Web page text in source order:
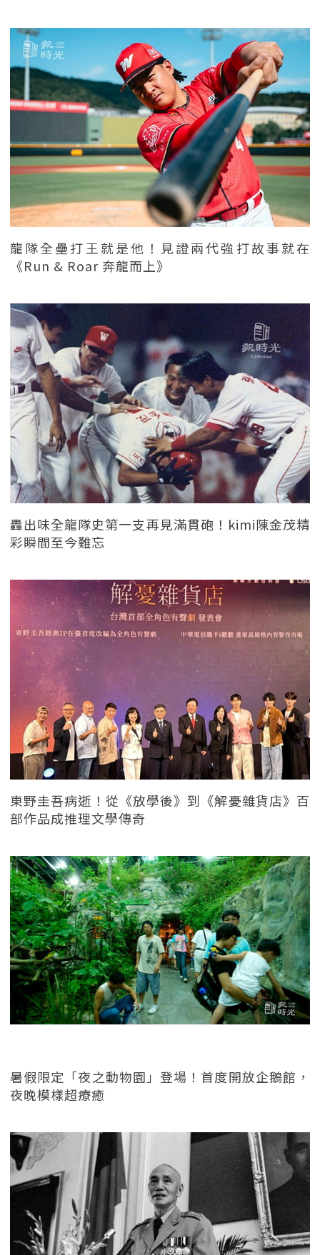
龍隊全壘打王就是他！見證兩代強打故事就在
《Run & Roar 奔龍而上》
轟出味全龍隊史第一支再見滿貫砲！kimi陳金茂精
彩瞬間至今難忘
東野圭吾病逝！從《放學後》到《解憂雜貨店》百
部作品成推理文學傳奇
暑假限定「夜之動物園」登場！首度開放企鵝館，
夜晚模樣超療癒